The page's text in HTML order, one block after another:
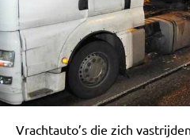
Vrachtauto’s die zich